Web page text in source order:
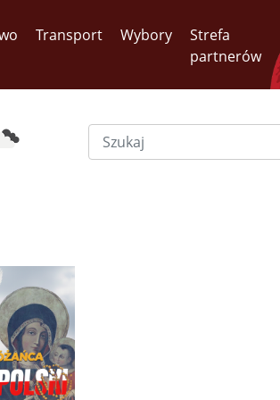
Transport Wybory
Strefa
partnerów